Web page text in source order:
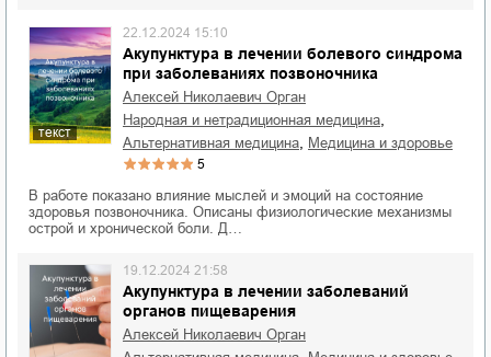
текст
Акупунктура в лечении болевого синдрома
при заболеваниях позвоночника
22.12.2024 15:10
Алексей Николаевич Орган
народная и нетрадиционная медицина
альтернативная медицина медицина и здоровье
5
В работе показано влияние мыслей и эмоций на состояние
здоровья позвоночника. Описаны физиологические механизмы
острой и хронической боли. Д…
Акупунктура в лечении заболеваний
органов пищеварения
19.12.2024 21:58
Алексей Николаевич Орган